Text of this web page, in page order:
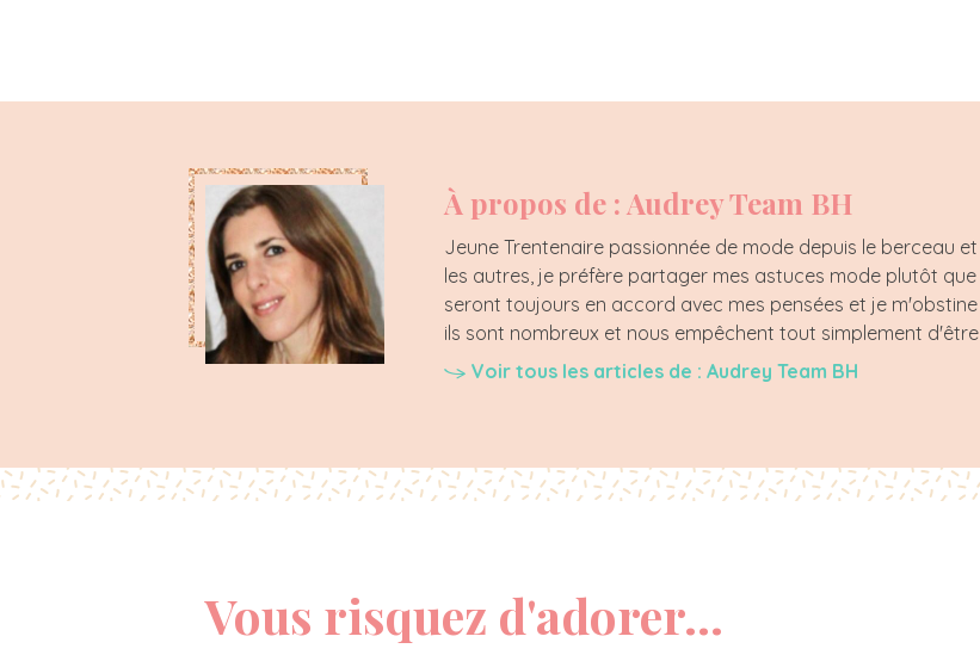
À propos de : Audrey Team BH
Jeune Trentenaire passionnée de mode depuis le berceau
les autres, je préfère partager mes astuces mode plutôt
seront toujours en accord avec mes pensées et je
ils sont nombreux et nous empêchent tout simplement d'être
Voir tous les articles de : Audrey Team BH
Vous risquez d'adorer...